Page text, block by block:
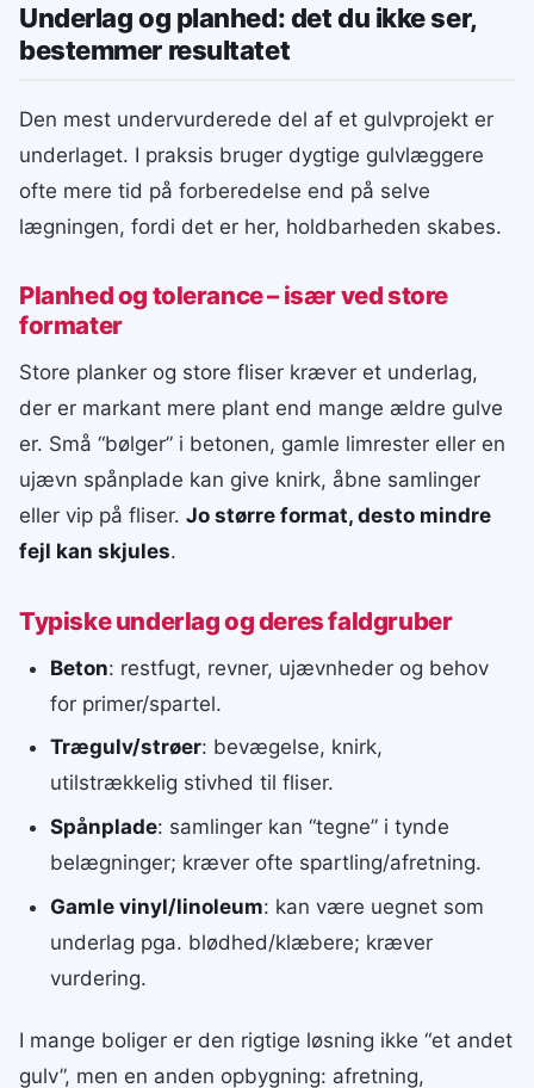
Underlag og planhed: det du ikke ser,
bestemmer resultatet
Den mest undervurderede del af et gulvprojekt er
underlaget. I praksis bruger dygtige gulvlæggere
ofte mere tid på forberedelse end på selve
lægningen, fordi det er her, holdbarheden skabes.
Planhed og tolerance – især ved store
formater
Store planker og store fliser kræver et underlag,
der er markant mere plant end mange ældre gulve
er. Små “bølger” i betonen, gamle limrester eller en
ujævn spånplade kan give knirk, åbne samlinger
eller vip på fliser. Jo større format, desto mindre
fejl kan skjules.
Typiske underlag og deres faldgruber
Beton: restfugt, revner, ujævnheder og behov
for primer/spartel.
Trægulv/strøer: bevægelse, knirk,
utilstrækkelig stivhed til fliser.
Spånplade: samlinger kan “tegne” i tynde
belægninger; kræver ofte spartling/afretning.
Gamle vinyl/linoleum: kan være uegnet som
underlag pga. blødhed/klæbere; kræver
vurdering.
I mange boliger er den rigtige løsning ikke “et andet
gulv”, men en anden opbygning: afretning,